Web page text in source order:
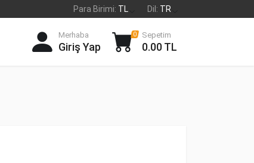
Para Birimi: TL Dil: TR
Merhaba
Giriş Yap
0 Sepetim
0.00 TL